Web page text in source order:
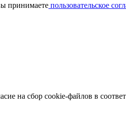
принимаете пользовательское
на сбор cookie-файлов в